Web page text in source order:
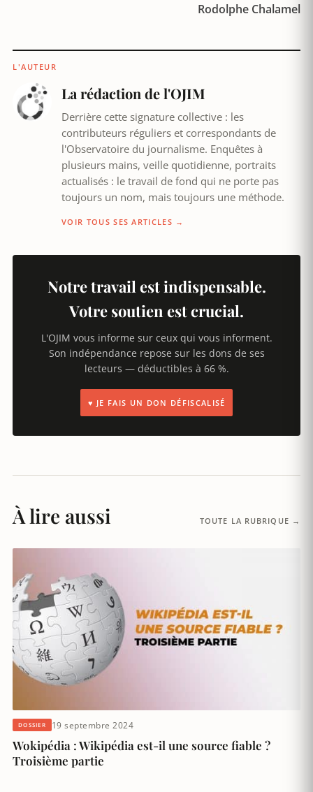
Rodolphe Chalamel
L'AUTEUR
La rédaction de l'OJIM
Derrière cette signature collective : les
contributeurs réguliers et correspondants de
l'Observatoire du journalisme. Enquêtes à
plusieurs mains, veille quotidienne, portraits
actualisés : le travail de fond qui ne porte pas
toujours un nom, mais toujours une méthode.
VOIR TOUS SES ARTICLES →
Notre travail est indispensable.
Votre soutien est crucial.
L'OJIM vous informe sur ceux qui vous informent.
Son indépendance repose sur les dons de ses
lecteurs — déductibles à 66 %.
♥ JE FAIS UN DON DÉFISCALISÉ
À lire aussi TOUTE LA RUBRIQUE →
DOSSIER 19 septembre 2024
Wokipédia : Wikipédia est-il une source fiable ?
Troisième partie